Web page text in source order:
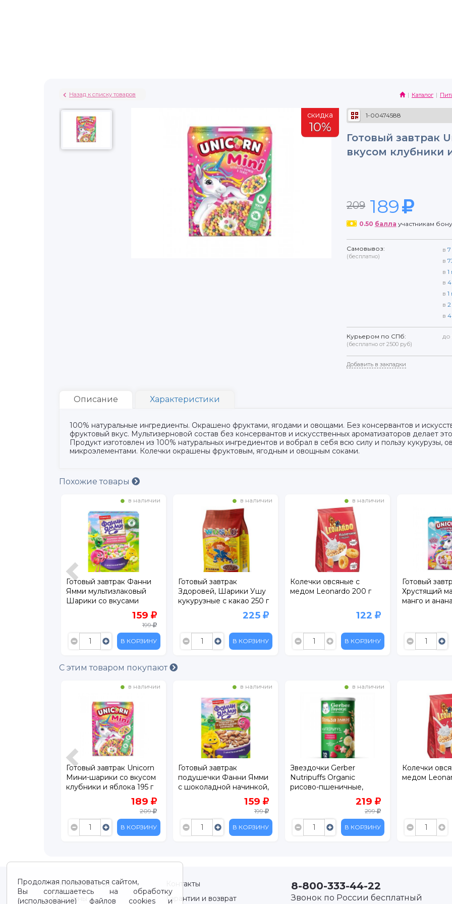
Назад к списку товаров Каталог
скидка
10%
1-00474588
Готовый завтрак
вкусом клубники
209 189
0.50 балла участникам
Самовывоз:
(бесплатно)
в 7
в
в 1
в 4
в 1
в 2
в 4
Курьером по СПб:
(бесплатно от 2500 руб)
до
Добавить в закладки
Описание Характеристики
100% натуральные ингредиенты. Окрашено фруктами, ягодами и овощами. Без консервантов и
фруктовый вкус. Мультизерновой состав без консервантов и искусственных ароматизаторов делает
Продукт изготовлен из 100% натуральных ингредиентов и вобрал в себя всю силу и пользу кукурузы,
микроэлементами. Колечки окрашены фруктовым, ягодным и овощным соками.
Похожие товары
в наличии
Готовый завтрак Фанни
Ямми мультизлаковый
Шарики со вкусами
яблока, клубники, банана
159
199
В КОРЗИНУ
в наличии
Готовый завтрак
Здоровей, Шарики Ушу
кукурузные с какао 250 г
225
В КОРЗИНУ
в наличии
Колечки овсяные с
медом Leonardo 200 г
122
В КОРЗИНУ
Готовый
Хрустящий
манго и
С этим товаром покупают
в наличии
Готовый завтрак Unicorn
Мини-шарики со вкусом
клубники и яблока 195 г
189
209
В КОРЗИНУ
в наличии
Готовый завтрак
подушечки Фанни Ямми
с шоколадной начинкой,
159
199
В КОРЗИНУ
в наличии
Звездочки Gerber
Nutripuffs Organic
рисово-пшеничные,
банан и малина, 35г219
299
В КОРЗИНУ
Колечки
медом
Продолжая пользоваться сайтом,
Вы соглашаетесь на обработку
(использование) файлов cookies и
О нас / About us
Контакты
Магазины
Гарантии и возврат
8-800-333-44-22
Звонок по России бесплатный